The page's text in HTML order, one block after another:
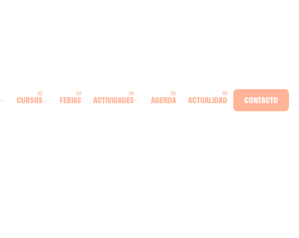
CURSOS FERIAS ACTIVIDADES AGENDA ACTUALIDAD CONTACTO